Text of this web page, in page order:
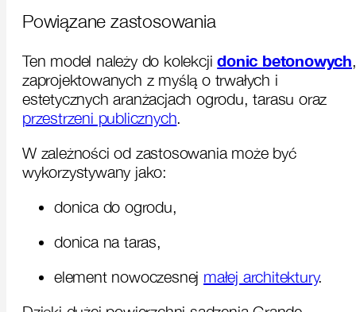
Powiązane zastosowania
Ten model należy do kolekcjidonic betonowych,
zaprojektowanych z myślą o trwałych i
estetycznych aranżacjach ogrodu, tarasu oraz
przestrzeni publicznych.
W zależności od zastosowania może być
wykorzystywany jako:
donica do ogrodu,
donica na taras,
element nowoczesnej małej architektury.